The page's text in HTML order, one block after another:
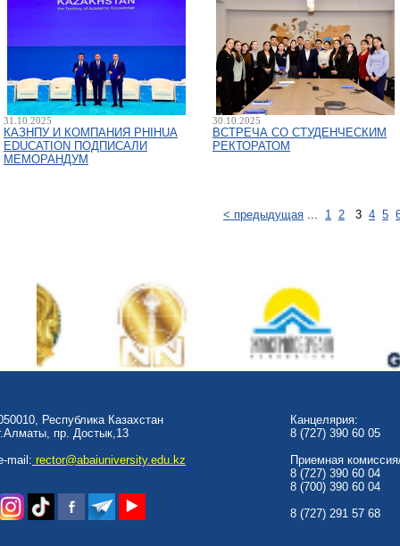
31.10.2025
КАЗНПУ И КОМПАНИЯ PHIHUA
EDUCATION ПОДПИСАЛИ
МЕМОРАНДУМ
30.10.2025
ВСТРЕЧА СО СТУДЕНЧЕСКИМ
РЕКТОРАТОМ
< предыдущая ... 1 2 3 4 5
Республика Казахстан
пр. Достык,13
mail: rector@abaiuniversity.edu.kz
Канцелярия:
8 (727) 390 60 05
Приемная
8 (727) 390 60 04
8 (700) 390 60 04
8 (727) 291 57 68